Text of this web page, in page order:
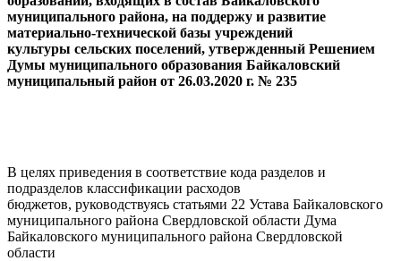
муниципального района, на поддержу и развитие
материально-технической базы учреждений
культуры сельских поселений, утвержденный Решением
Думы муниципального образования Байкаловский
муниципальный район от 26.03.2020 г. № 235
В целях приведения в соответствие кода разделов и
подразделов классификации расходов
бюджетов, руководствуясь статьями 22 Устава Байкаловского
муниципального района Свердловской области Дума
Байкаловского муниципального района Свердловской
области